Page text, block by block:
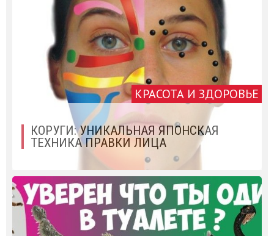
КРАСОТА И ЗДОРОВЬЕ
КОРУГИ: УНИКАЛЬНАЯ ЯПОНСКАЯ
ТЕХНИКА ПРАВКИ ЛИЦА